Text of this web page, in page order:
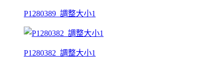
P1280389_調整大小1
P1280382_調整大小1